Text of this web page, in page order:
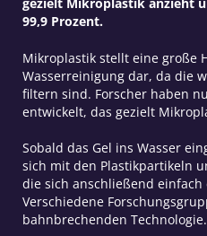
gezielt Mikroplastik anzieht
99,9 Prozent.
Mikroplastik stellt eine große
Wasserreinigung dar, da die
filtern sind. Forscher haben
entwickelt, das gezielt
Sobald das Gel ins Wasser
sich mit den Plastikpartikeln
die sich anschließend
Verschiedene
bahnbrechenden Technologie.